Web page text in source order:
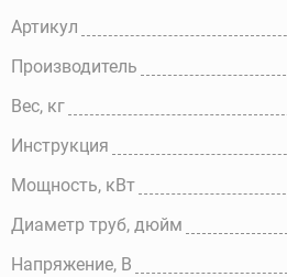
Артикул
Производитель
Вес, кг
Инструкция
Мощность, кВт
Диаметр труб, дюйм
Напряжение, В